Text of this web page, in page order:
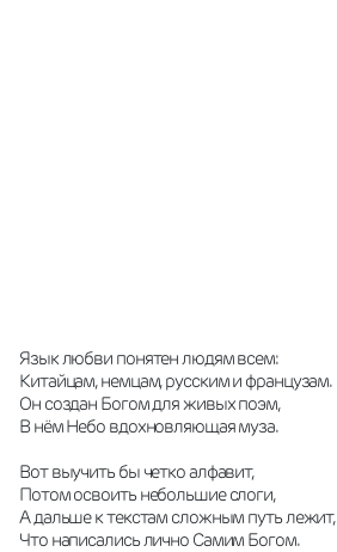
Язык любви понятен людям всем:
Китайцам, немцам, русским и французам.
Он создан Богом для живых поэм,
В нём Небо вдохновляющая муза.
Вот выучить бы четко алфавит,
Потом освоить небольшие слоги,
А дальше к текстам сложным путь лежит,
Что написались лично Самим Богом.